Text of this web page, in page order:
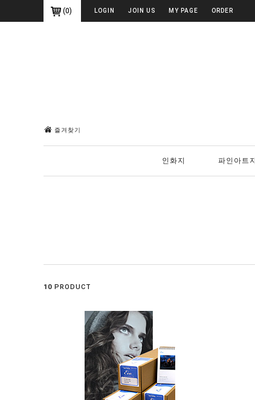
(0) LOGIN JOIN US MY PAGE ORDER
즐겨찾기
인화지 파인아트지
10 PRODUCT